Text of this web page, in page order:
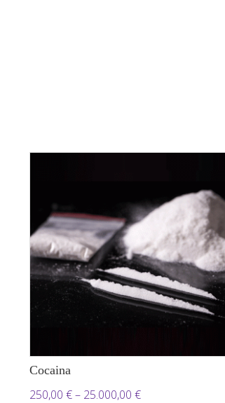
Cocaina
250,00 €– 25.000,00 €Interval